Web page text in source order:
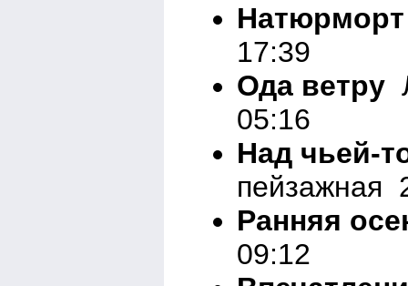
17:39
Ода ветру
05:16
Над чьей-
пейзажная
Ранняя
09:12